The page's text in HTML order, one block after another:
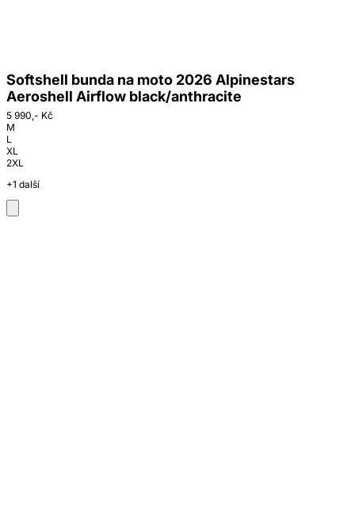
Softshell bunda na moto 2026 Alpinestars
Aeroshell Airflow black/anthracite
5 990,- Kč
M
L
XL
2XL
+1 další